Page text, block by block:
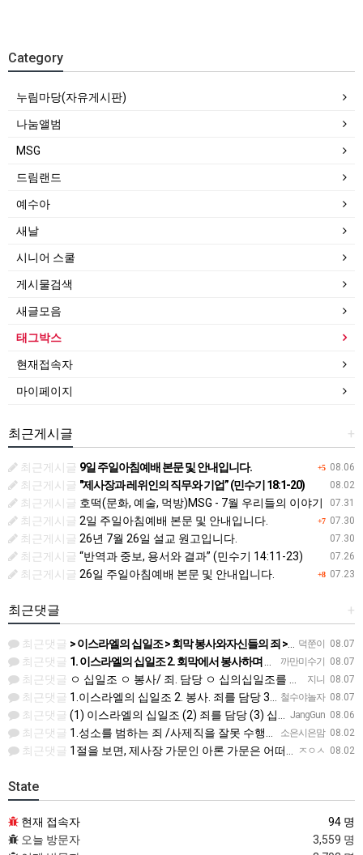
Category
누림마당(자유게시판)
나눔앨범
MSG
드림랜드
예수아
새날
시니어 스쿨
게시물검색
새글모음
태그박스
현재접속자
마이페이지
+
최근게시글
+5 08.06
최근게시글 9일 주일아침예배 본문 및 안내입니다.
08.02
최근게시글 "제사장과 레위인의 직무와 기업” (민수기 18:1-20)
07.31
최근게시글 호떡(문화, 예술, 먹방)MSG - 7월 우리들의 이야기
+7 07.30
최근게시글 2일 주일아침예배 본문 및 안내입니다.
07.30
최근게시글 26년 7월 26일 설교 원고입니다.
07.26
최근게시글 “반역과 중보, 용서와 결과” (민수기 14:11-23)
+8 07.23
최근게시글 26일 주일아침예배 본문 및 안내입니다.
+
최근댓글
덕쭌이 08.07
최근댓글 > 이스라엘의 십일조 > 회막 봉사와자신들의 죄 > 십일조의 십일조 > 가장 좋은 부분 > 성물을 더럽히지 …
까만미수기 08.07
최근댓글 1. 이스라엘의 십일조 2. 회막에서 봉사하며 자기들의 죄를 담당 3. 열째 몫. 십일조의 십일조 4. 받은…
지니 08.07
최근댓글 ㅇ 십일조 ㅇ 봉사/ 죄. 담당 ㅇ 십의십일조를 저제물로 드림 ㅇ 흠 없고 아름다운것 ㅇ 죄 / 죽음
철수야놀자 08.07
최근댓글 1.이스라엘의 십일조 2. 봉사. 죄를 담당 3.십일조 4 흠 없이 좋은 것 5.죄. 죽음
JangGun 08.06
최근댓글 (1) 이스라엘의 십일조 (2) 죄를 담당 (3) 십일조의 십일조 (4) 가장 아름다운 것 (5) 성물을 더…
소은시은맘 08.02
최근댓글 1.성소를 범하는 죄 /사제직을 잘못 수행한죄 2.진노가 다시는 이스라엘 자손에게 미치지 않는다. 3.모든 …
ㅈㅇㅅ 08.02
최근댓글 1절을 보면, 제사장 가문인 아론 가문은 어떠한 죄에 대하여 책임을 져야 했습니까? 공동번역으로 살펴보세요.…
State
현재 접속자
94 명
오늘 방문자
3,559 명